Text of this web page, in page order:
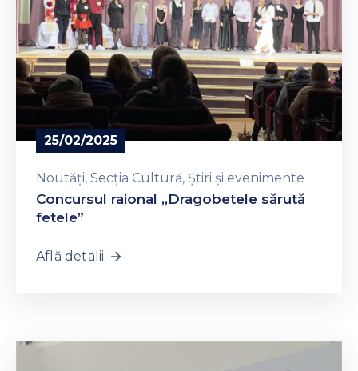
25/02/2025
Noutăți‚ Secția Cultură‚ Știri și evenimente
Concursul raional ,,Dragobetele sărută
fetele”
Află detalii